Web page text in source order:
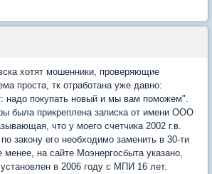
хотят мошенники, проверяющие
проста, тк отработана уже давно:
надо покупать новый и мы вам поможем".
была прикреплена записка от имени ООО
что у моего счетчика 2002 г.в.
закону его необходимо заменить в 30-ти
на сайте Моэнергосбыта указано,
в 2006 году с МПИ 16 лет.